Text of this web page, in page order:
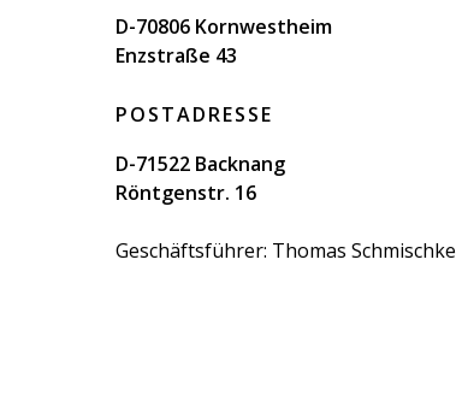
D-70806 Kornwestheim
Enzstraße 43
POSTADRESSE
D-71522 Backnang
Röntgenstr. 16
Geschäftsführer: Thomas Schmischke